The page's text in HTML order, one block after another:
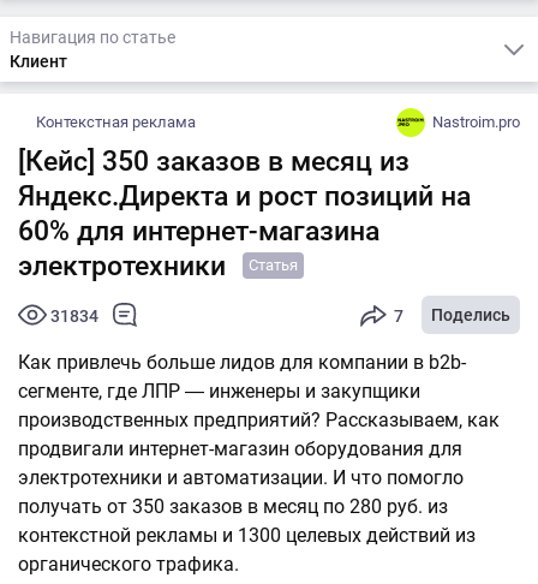
Навигация по статье
Клиент
Контекстная реклама Nastroim.pro
[Кейс] 350 заказов в месяц из
Яндекс.Директа и рост позиций на
60% для интернет-магазина
электротехники
Статья
31834 7 Поделись
Как привлечь больше лидов для компании в b2b-
сегменте, где ЛПР ― инженеры и закупщики
производственных предприятий? Рассказываем, как
продвигали интернет-магазин оборудования для
электротехники и автоматизации. И что помогло
получать от 350 заказов в месяц по 280 руб. из
контекстной рекламы и 1300 целевых действий из
органического трафика.